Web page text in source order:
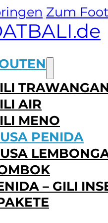
Zum
AIR
MENO
PENIDA
– GILI